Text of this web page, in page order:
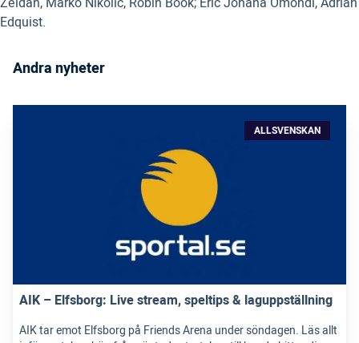
Edquist.
Andra nyheter
ALLSVENSKAN
AIK – Elfsborg: Live stream, speltips & laguppställning
AIK tar emot Elfsborg på Friends Arena under söndagen. Läs allt